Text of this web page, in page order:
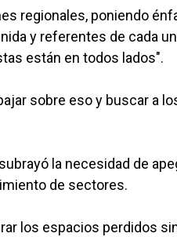
regionales, poniendo
y referentes de cada
están en todos lados".
sobre eso y buscar a
la necesidad de
de sectores.
los espacios perdidos